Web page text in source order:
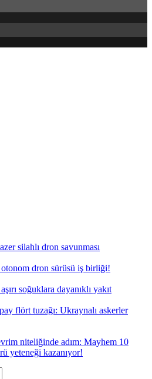
silahlı dron savunması
dron sürüsü iş birliği!
soğuklara dayanıklı yakıt
flört tuzağı: Ukraynalı askerler
niteliğinde adım: Mayhem 10
yeteneği kazanıyor!